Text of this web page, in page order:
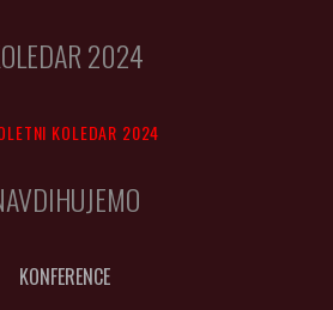
2024
KOLEDAR 2024
KONFERENCE